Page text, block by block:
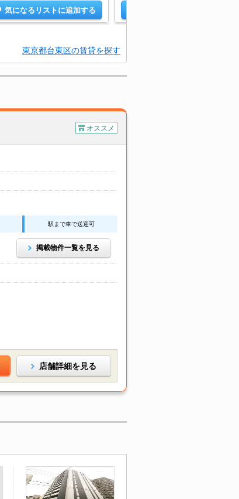
気になるリストに追加する
東京都台東区の賃貸を探す
オススメ
駅まで車で送迎可
掲載物件一覧を見る
店舗詳細を見る